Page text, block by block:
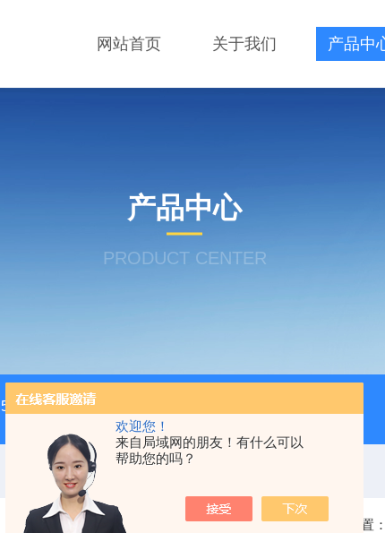
欢迎您！
来自局域网的朋友！有什么可以
帮助您的吗？
网站首页 关于我们 产品中
产品中心
PRODUCT CENTER
500次MTS细胞增殖与细胞毒性检测试剂盒 48t/96t国产
当前位置：